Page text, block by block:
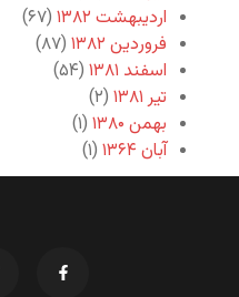
اردیبهشت ۱۳۸۲
(۶۷)
فروردین ۱۳۸۲
(۸۷)
اسفند ۱۳۸۱
(۵۴)
تیر ۱۳۸۱
(۲)
بهمن ۱۳۸۰
(۱)
آبان ۱۳۶۴
(۱)